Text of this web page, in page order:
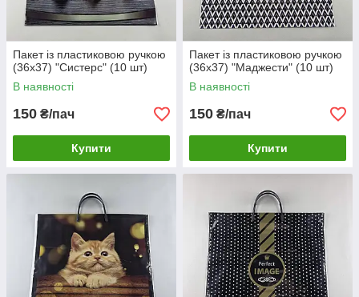
Пакет із пластиковою ручкою
(36х37) "Систерс" (10 шт)
В наявності
150 ₴/пач
Купити
Пакет із пластиковою ручкою
(36х37) "Маджести" (10 шт)
В наявності
150 ₴/пач
Купити